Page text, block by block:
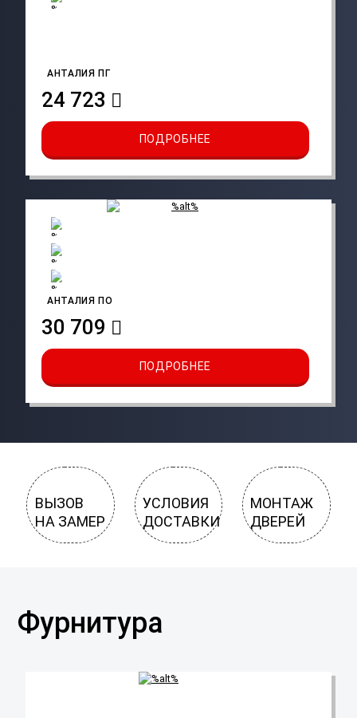
АНТАЛИЯ ПГ
24 723
ПОДРОБНЕЕ
АНТАЛИЯ ПО
30 709
ПОДРОБНЕЕ
ВЫЗОВ
НА ЗАМЕР
УСЛОВИЯ
ДОСТАВКИ
МОНТАЖ
ДВЕРЕЙ
Фурнитура